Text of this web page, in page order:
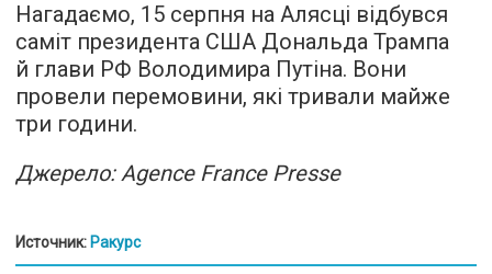
Нагадаємо, 15 серпня на Алясці відбувся
саміт президента США Дональда Трампа
й глави РФ Володимира Путіна. Вони
провели перемовини, які тривали майже
три години.
Джерело: Agence France Presse
Источник: Ракурс